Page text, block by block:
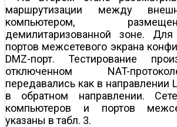
маршрутизации между
компьютером,
демилитаризованной зоне.
портов межсетевого экрана
DMZ-порт. Тестирование
отключенном NAT-
передавались как в направлении
в обратном направлении.
компьютеров и портов
указаны в табл. 3.